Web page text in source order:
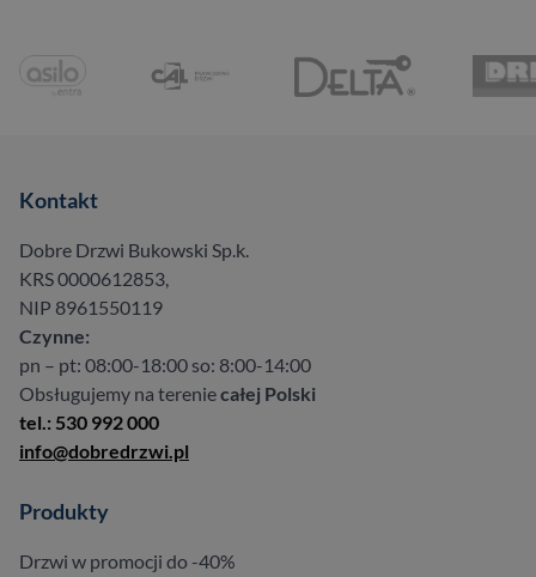
Kontakt
Dobre Drzwi Bukowski Sp.k.
KRS 0000612853,
NIP 8961550119
Czynne:
pn – pt: 08:00-18:00 so: 8:00-14:00
Obsługujemy na tereniecałej Polski
tel.: 530 992 000
info@dobredrzwi.pl
Produkty
Drzwi w promocji do -40%